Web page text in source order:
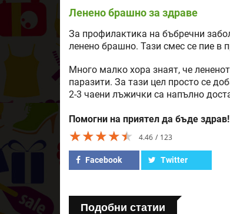
Ленено брашно за здраве
За профилактика на бъбречни
ленено брашно. Тази смес се пие в
Много малко хора знаят, че
паразити. За тази цел просто се
2-3 чаени лъжички са напълно
Помогни на приятел да бъде здрав!
★★★★★
★★★★★
★★★★★ 4.46 123
Facebook Twitter
Подобни статии